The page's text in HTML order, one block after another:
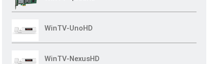
WinTV-UnoHD
WinTV-NexusHD